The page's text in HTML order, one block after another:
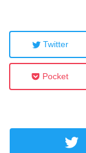
Twitter
Pocket